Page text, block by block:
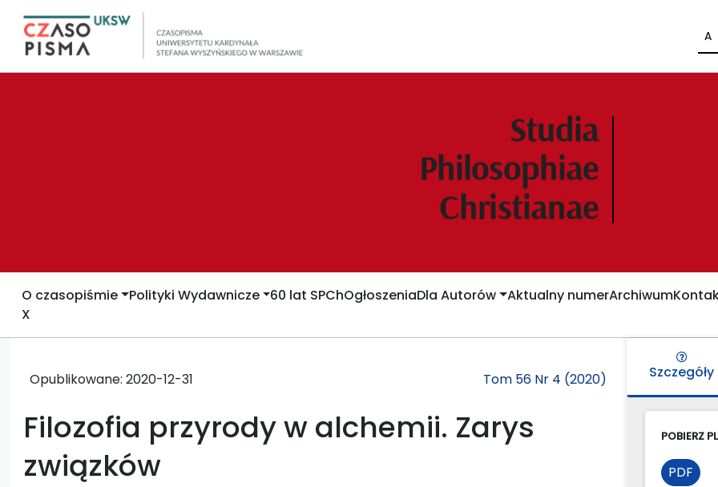
A
O czasopiśmie Polityki Wydawnicze 60 lat SPChOgłoszeniaDla Autorów Aktualny numerArchiwum
X
Opublikowane: 2020-12-31 Tom 56 Nr 4 (2020)
Filozofia przyrody w alchemii. Zarys
związków
Szczegóły
POBIERZ
PDF